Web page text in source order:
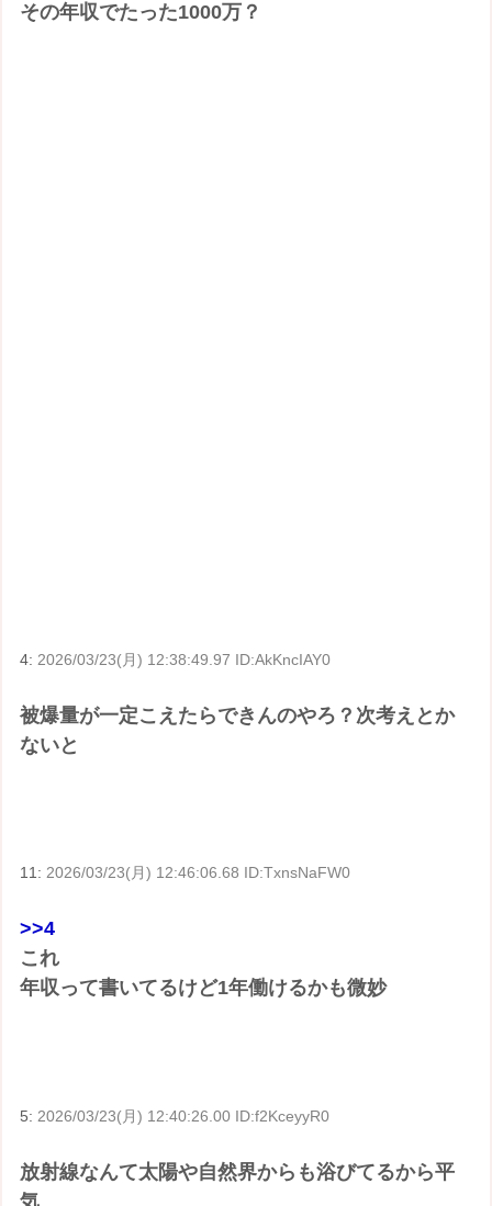
その年収でたった1000万？
4: 2026/03/23(月) 12:38:49.97 ID:AkKncIAY0
被爆量が一定こえたらできんのやろ？次考えとか
ないと
11:2026/03/23(月) 12:46:06.68 ID:TxnsNaFW0
>>4
これ
年収って書いてるけど1年働けるかも微妙
5: 2026/03/23(月) 12:40:26.00 ID:f2KceyyR0
放射線なんて太陽や自然界からも浴びてるから平
気